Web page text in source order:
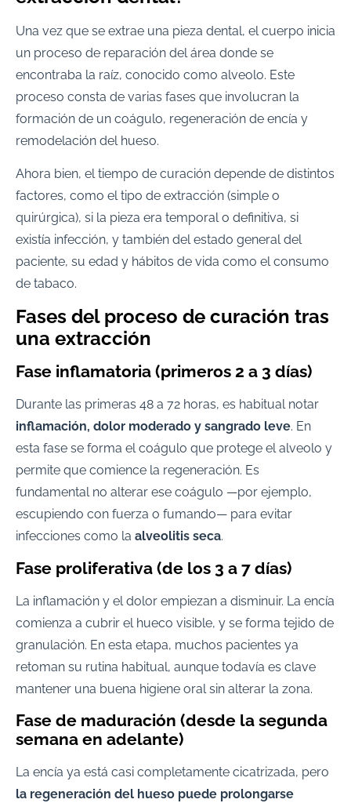
Una vez que se extrae una pieza dental, el cuerpo inicia
un proceso de reparación del área donde se
encontraba la raíz, conocido como alveolo. Este
proceso consta de varias fases que involucran la
formación de un coágulo, regeneración de encía y
remodelación del hueso.
Ahora bien, el tiempo de curación depende de distintos
factores, como el tipo de extracción (simple o
quirúrgica), si la pieza era temporal o definitiva, si
existía infección, y también del estado general del
paciente, su edad y hábitos de vida como el consumo
de tabaco.
Fases del proceso de curación tras
una extracción
Fase inflamatoria (primeros 2 a 3 días)
Durante las primeras 48 a 72 horas, es habitual notar
inflamación, dolor moderado y sangrado leve. En
esta fase se forma el coágulo que protege el alveolo y
permite que comience la regeneración. Es
fundamental no alterar ese coágulo —por ejemplo,
escupiendo con fuerza o fumando— para evitar
infecciones como la alveolitis seca.
Fase proliferativa (de los 3 a 7 días)
La inflamación y el dolor empiezan a disminuir. La encía
comienza a cubrir el hueco visible, y se forma tejido de
granulación. En esta etapa, muchos pacientes ya
retoman su rutina habitual, aunque todavía es clave
mantener una buena higiene oral sin alterar la zona.
Fase de maduración (desde la segunda
semana en adelante)
La encía ya está casi completamente cicatrizada, pero
la regeneración del hueso puede prolongarse